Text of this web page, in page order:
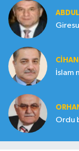
İslam
Ordu